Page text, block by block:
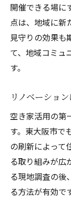
開催できる場に
点は、地域に新
見守りの効果も
て、地域コミュ
す。
リノベーショ
空き家活用の第
す。東大阪市で
の刷新によって
る取り組みが広
る現地調査の後
る方法が有効で